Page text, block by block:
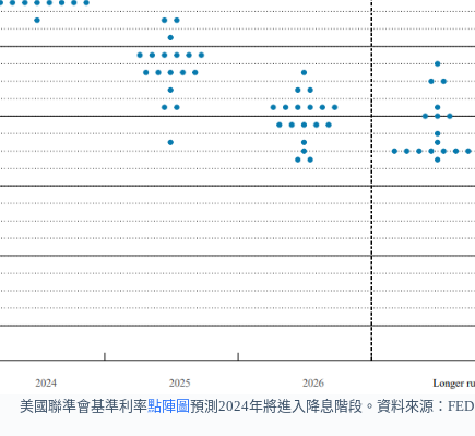
美國聯準會基準利率點陣圖預測2024年將進入降息階段。資料來源：FED